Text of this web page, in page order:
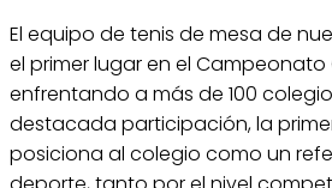
El equipo de tenis de mesa de
el primer lugar en el Campeonato
enfrentando a más de 100
destacada participación, la
posiciona al colegio como un